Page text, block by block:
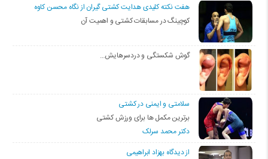
هفت نکته کلیدی هدایت کشتی گیران از نگاه محسن کاوه
کوچینگ در مسابقات کشتی و اهمیت آن
گوش شکستگی و دردسرهایش…
سلامتی و ایمنی در کشتی
برترین مکمل ها برای ورزش کشتی
دکتر محمد سرلک
از دیدگاه بهزاد ابراهیمی